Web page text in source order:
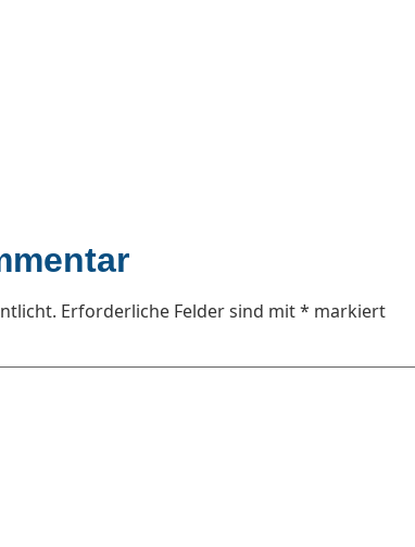
Erforderliche Felder sind mit* markiert